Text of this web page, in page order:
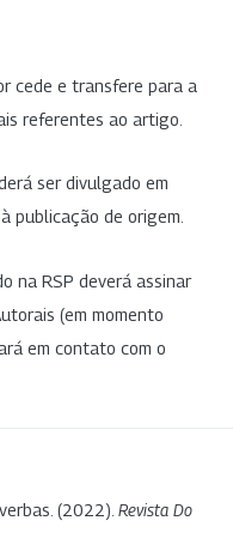
cede e transfere para a
referentes ao artigo.
ser divulgado em
publicação de origem.
na RSP deverá assinar
(em momento
em contato com o
(2022). Revista Do